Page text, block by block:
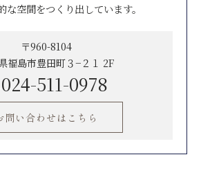
空間をつくり出しています。
〒960-8104
福島市豊田町３−２１ 2F
024-511-0978
問い合わせはこちら